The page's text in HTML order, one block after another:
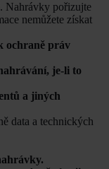
. Nahrávky pořizujte
nemůžete získat
ochraně práv
je-li to
a jiných
data a technických